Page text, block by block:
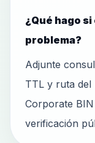
¿Qué hago
problema?
Adjunte
TTL y ruta del
Corporate
verificación